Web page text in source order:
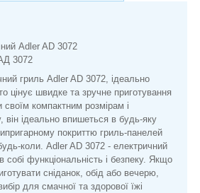
Adler AD 3072
3072
гриль Adler AD 3072, ідеально
цінує швидке та зручне приготування
своїм компактним розмірам і
він ідеально впишеться в будь-яку
покриттю гриль-панелей
коли. Adler AD 3072 - електричний
собі функціональність і безпеку. Якщо
сніданок, обід або вечерю,
для смачної та здорової їжі